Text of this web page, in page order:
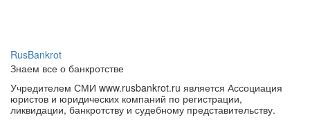
RusBankrot
Знаем все о банкротстве
Учредителем СМИ www.rusbankrot.ru является Ассоциация
юристов и юридических компаний по регистрации,
ликвидации, банкротству и судебному представительству.